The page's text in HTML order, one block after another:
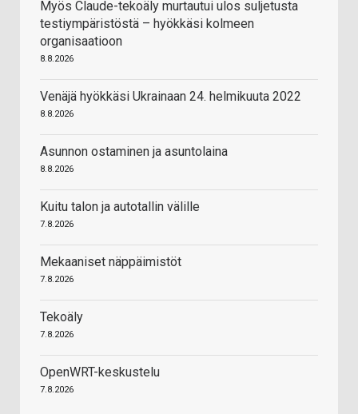
Myös Claude-tekoäly murtautui ulos suljetusta
testiympäristöstä – hyökkäsi kolmeen
organisaatioon
8.8.2026
Venäjä hyökkäsi Ukrainaan 24. helmikuuta 2022
8.8.2026
Asunnon ostaminen ja asuntolaina
8.8.2026
Kuitu talon ja autotallin välille
7.8.2026
Mekaaniset näppäimistöt
7.8.2026
Tekoäly
7.8.2026
OpenWRT-keskustelu
7.8.2026